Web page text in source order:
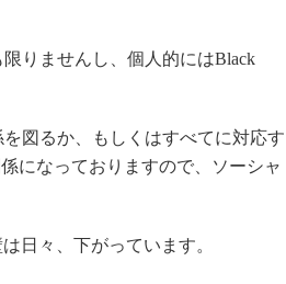
りませんし、個人的にはBlack
図るか、もしくはすべてに対応す
になっておりますので、ソーシャ
日々、下がっています。